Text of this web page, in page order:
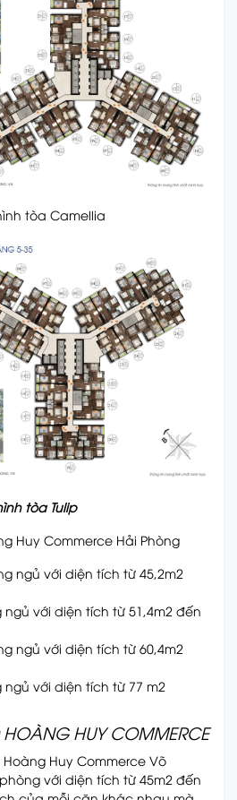
tòa Camellia
tòa Tulip
Huy Commerce Hải Phòng
ngủ với diện tích từ 45,2m2
với diện tích từ 51,4m2 đến
ngủ với diện tích từ 60,4m2
với diện tích từ 77 m2
HOÀNG HUY COMMERCE
Huy Commerce Võ
với diện tích từ 45m2 đến